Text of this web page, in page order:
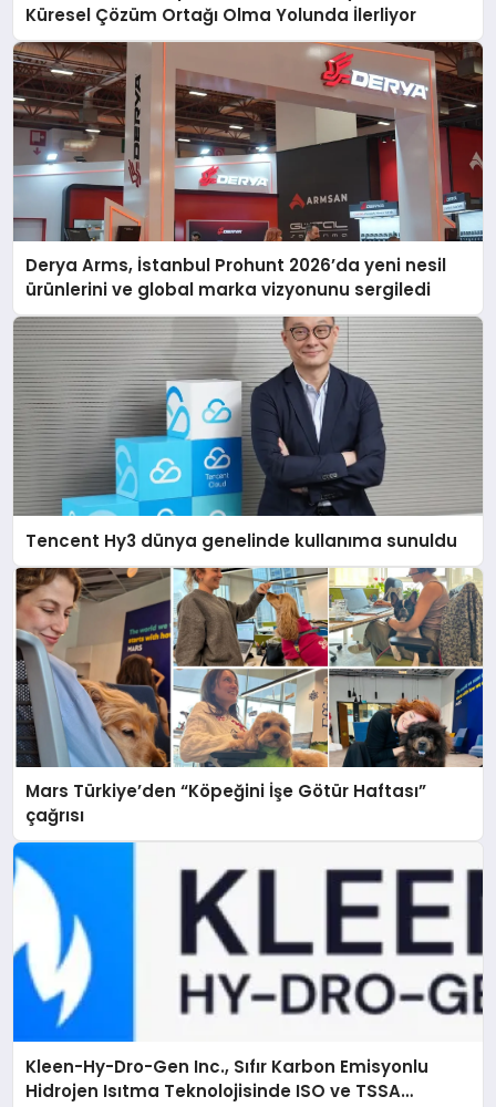
Küresel Çözüm Ortağı Olma Yolunda İlerliyor
Derya Arms, İstanbul Prohunt 2026’da yeni nesil
ürünlerini ve global marka vizyonunu sergiledi
Tencent Hy3 dünya genelinde kullanıma sunuldu
Mars Türkiye’den “Köpeğini İşe Götür Haftası”
çağrısı
Kleen-Hy-Dro-Gen Inc., Sıfır Karbon Emisyonlu
Hidrojen Isıtma Teknolojisinde ISO ve TSSA